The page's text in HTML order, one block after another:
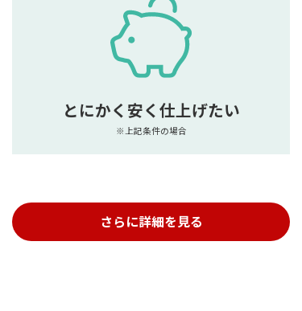
とにかく安く仕上げたい
※上記条件の場合
さらに詳細を見る